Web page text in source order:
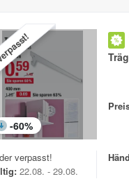
-60%
verpasst!
22.08. - 29.08.